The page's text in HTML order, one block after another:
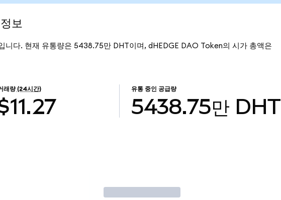
보
다. 현재 유통량은 5438.75만 DHT이며, dHEDGE DAO Token의 시가 총액은
래량 (24시간) 유통 중인 공급량
5438.75만 DHT
거래